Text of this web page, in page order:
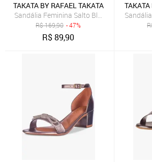
TAKATA BY RAFAEL TAKATA
Sandália Feminina Salto Bloco Grosso
R$169,90 - 47%
R$89,90
TAKATA